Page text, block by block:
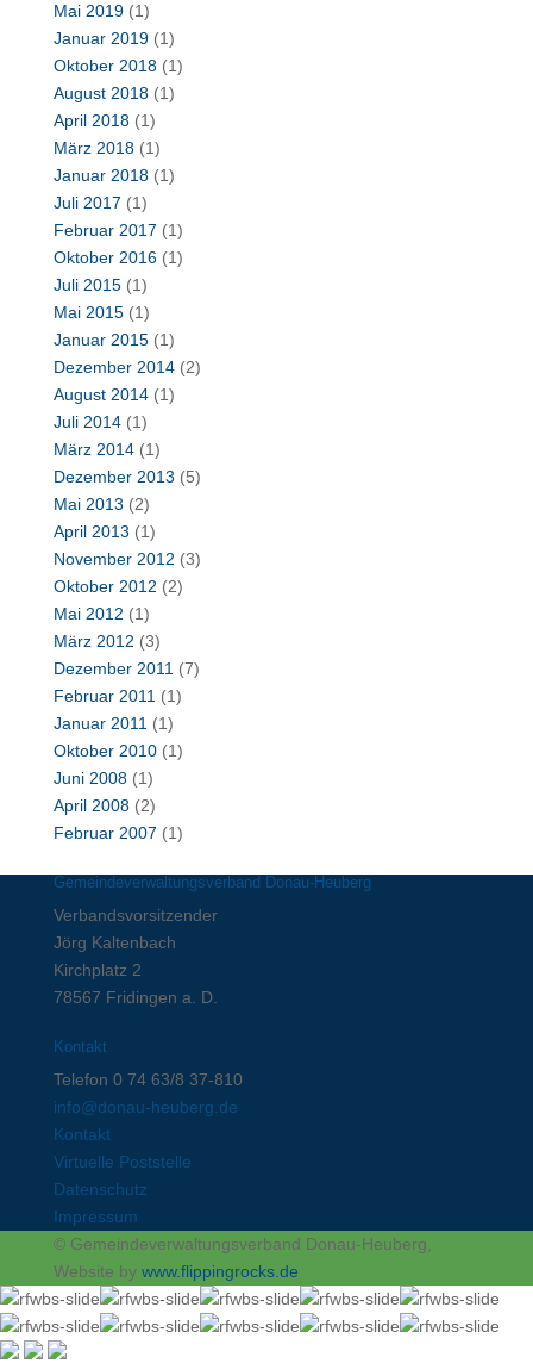
Mai 2019(1)
Januar 2019(1)
Oktober 2018(1)
August 2018(1)
April 2018(1)
März 2018(1)
Januar 2018(1)
Juli 2017 (1)
Februar 2017 (1)
Oktober 2016(1)
Juli 2015(1)
Mai 2015(1)
Januar 2015(1)
Dezember 2014(2)
August 2014(1)
Juli 2014(1)
März 2014(1)
Dezember 2013 (5)
Mai 2013 (2)
April 2013 (1)
November 2012 (3)
Oktober 2012 (2)
Mai 2012 (1)
März 2012 (3)
Dezember 2011 (7)
Februar 2011 (1)
Januar 2011 (1)
Oktober 2010(1)
Juni 2008(1)
April 2008(2)
Februar 2007 (1)
Gemeindeverwaltungsverband Donau-Heuberg
Verbandsvorsitzender
Jörg Kaltenbach
Kirchplatz 2
78567 Fridingen a. D.
Kontakt
Telefon 0 74 63/8 37-810
info@donau-heuberg.de
Kontakt
Virtuelle Poststelle
Datenschutz
Impressum
© Gemeindeverwaltungsverband Donau-Heuberg,
Website by www.flippingrocks.de